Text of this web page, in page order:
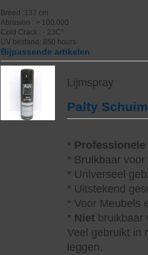
Breed :137 cm
Abrasion : > 100.000
Cold Crack : - 23C*
UV bestand: 850 hours
Bijpassende artikelen
Lijmspray
Palty
* Professionele
* Bruikbaar
* Universeel
* Uitstekend
* Voor Meubels
* Niet bruikbaar
Veel gebruikt in
leggen.